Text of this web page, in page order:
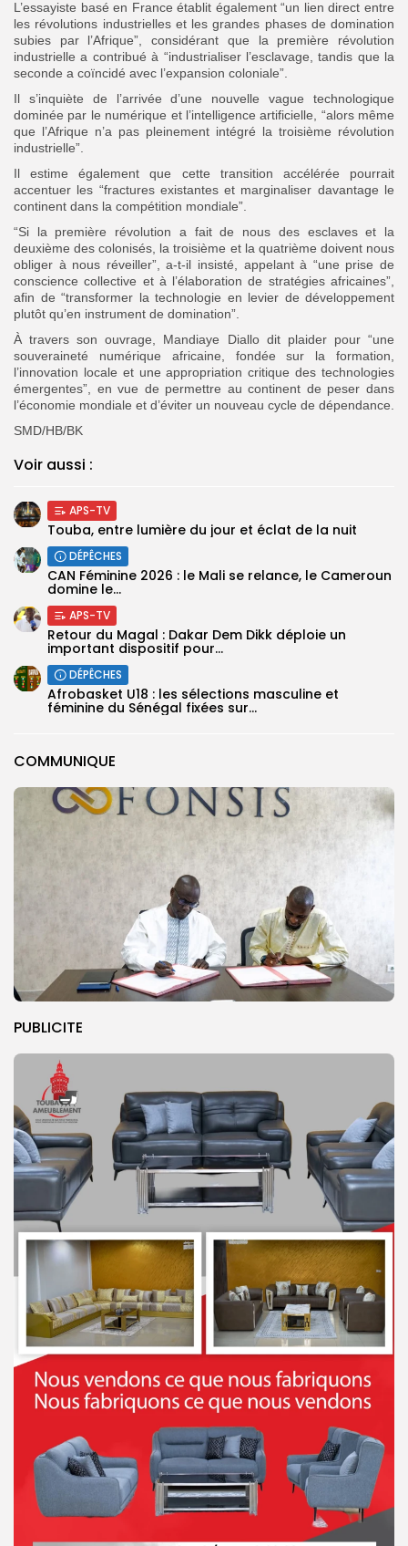
COMMUNIQUE
PUBLICITE
L’essayiste basé en France établit également “un lien direct entre
les révolutions industrielles et les grandes phases de domination
subies par l’Afrique”, considérant que la première révolution
industrielle a contribué à “industrialiser l’esclavage, tandis que la
seconde a coïncidé avec l’expansion coloniale”.
Il s’inquiète de l’arrivée d’une nouvelle vague technologique
dominée par le numérique et l’intelligence artificielle, “alors même
que l’Afrique n’a pas pleinement intégré la troisième révolution
industrielle”.
Il estime également que cette transition accélérée pourrait
accentuer les “fractures existantes et marginaliser davantage le
continent dans la compétition mondiale”.
“Si la première révolution a fait de nous des esclaves et la
deuxième des colonisés, la troisième et la quatrième doivent nous
obliger à nous réveiller”, a-t-il insisté, appelant à “une prise de
conscience collective et à l’élaboration de stratégies africaines”,
afin de “transformer la technologie en levier de développement
plutôt qu’en instrument de domination”.
À travers son ouvrage, Mandiaye Diallo dit plaider pour “une
souveraineté numérique africaine, fondée sur la formation,
l’innovation locale et une appropriation critique des technologies
émergentes”, en vue de permettre au continent de peser dans
l’économie mondiale et d’éviter un nouveau cycle de dépendance.
SMD/HB/BK
Voir aussi :
APS-TV
Touba, entre lumière du jour et éclat de la nuit
DÉPÊCHES
‎CAN Féminine 2026 : le Mali se relance, le Cameroun
domine le...
APS-TV
Retour du Magal : Dakar Dem Dikk déploie un
important dispositif pour...
DÉPÊCHES
‎Afrobasket U18 : les sélections masculine et
féminine du Sénégal fixées sur...